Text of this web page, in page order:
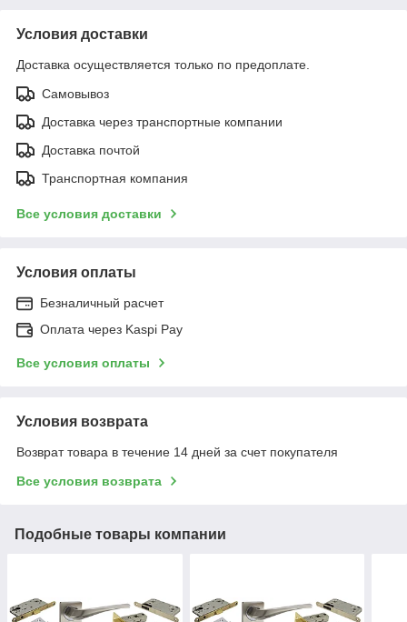
Условия доставки
Доставка осуществляется только по предоплате.
Самовывоз
Доставка через транспортные компании
Доставка почтой
Транспортная компания
Все условия доставки
Условия оплаты
Безналичный расчет
Оплата через Kaspi Pay
Все условия оплаты
Условия возврата
Возврат товара в течение 14 дней за счет покупателя
Все условия возврата
Подобные товары компании